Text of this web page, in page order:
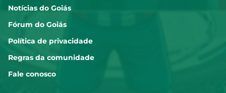
Notícias do Goiás
Fórum do Goiás
Política de privacidade
Regras da comunidade
Fale conosco